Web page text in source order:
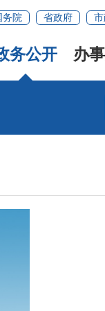
务院 省政府
务公开 办